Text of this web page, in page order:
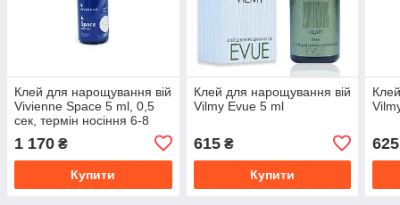
Клей для нарощування вій
Vivienne Space 5 ml, 0,5
сек, термін носіння 6-8
1 170 ₴
Купити
Клей для нарощування вій
Vilmy Evue 5 ml
615₴
Купити
625